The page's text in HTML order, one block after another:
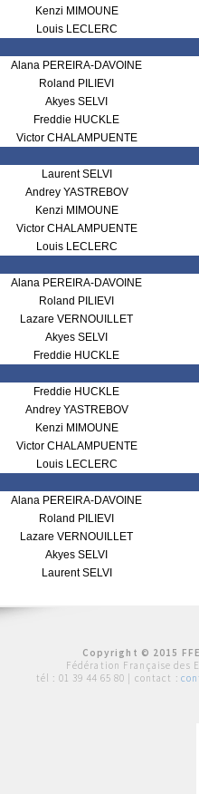
Kenzi MIMOUNE
Louis LECLERC
Alana PEREIRA-DAVOINE
Roland PILIEVI
Akyes SELVI
Freddie HUCKLE
Victor CHALAMPUENTE
Laurent SELVI
Andrey YASTREBOV
Kenzi MIMOUNE
Victor CHALAMPUENTE
Louis LECLERC
Alana PEREIRA-DAVOINE
Roland PILIEVI
Lazare VERNOUILLET
Akyes SELVI
Freddie HUCKLE
Freddie HUCKLE
Andrey YASTREBOV
Kenzi MIMOUNE
Victor CHALAMPUENTE
Louis LECLERC
Alana PEREIRA-DAVOINE
Roland PILIEVI
Lazare VERNOUILLET
Akyes SELVI
Laurent SELVI
Copyright © 2015
Fédération Française des
tél : 01 39 44 65 80 | contact :